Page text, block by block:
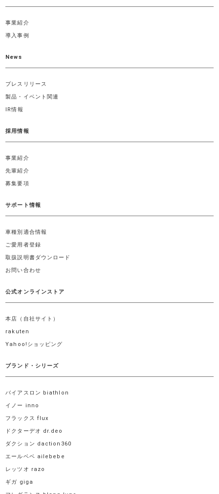
事業紹介
導入事例
News
プレスリリース
製品・イベント関連
IR情報
採用情報
事業紹介
先輩紹介
募集要項
サポート情報
車種別適合情報
ご愛用者登録
取扱説明書ダウンロード
お問い合わせ
公式オンラインストア
本店（自社サイト）
rakuten
Yahoo!ショッピング
ブランド・シリーズ
バイアスロン biathlon
イノー inno
フラックス flux
ドクターデオ dr.deo
ダクション daction360
エールベベ ailebebe
レッツオ razo
ギガ giga